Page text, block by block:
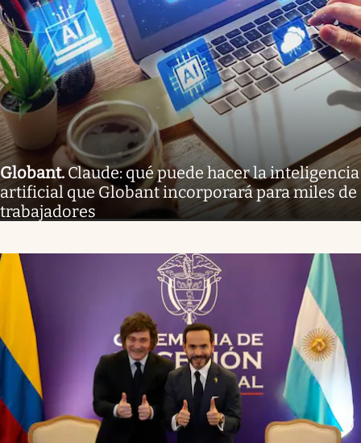
Globant.Claude: qué puede hacer la inteligencia
artificial que Globant incorporará para miles de
trabajadores